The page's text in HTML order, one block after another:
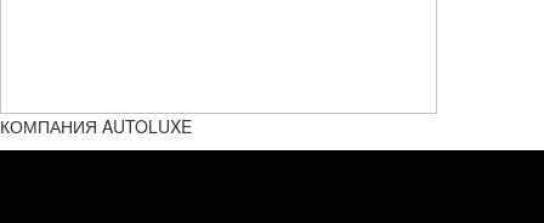
КОМПАНИЯ AUTOLUXE